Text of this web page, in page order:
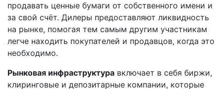
продавать ценные бумаги от собственного имени и
за свой счёт. Дилеры предоставляют ликвидность
на рынке, помогая тем самым другим участникам
легче находить покупателей и продавцов, когда это
необходимо.
Рынковая инфраструктура включает в себя биржи,
клиринговые и депозитарные компании, которые